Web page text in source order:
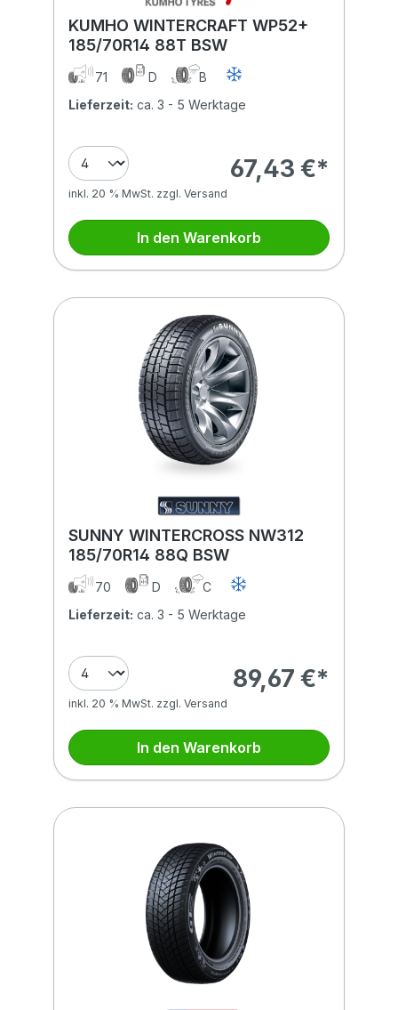
KUMHO WINTERCRAFT WP52+
185/70R14 88T BSW
71 D
B
Lieferzeit: ca. 3 - 5 Werktage
67,43 €*
inkl. 20 % MwSt. zzgl. Versand
In den Warenkorb
SUNNY WINTERCROSS NW312
185/70R14 88Q BSW
70 D
C
Lieferzeit: ca. 3 - 5 Werktage
89,67 €*
inkl. 20 % MwSt. zzgl. Versand
In den Warenkorb